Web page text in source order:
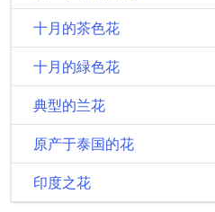
十月的茶色花
十月的緑色花
典型的兰花
原产于泰国的花
印度之花